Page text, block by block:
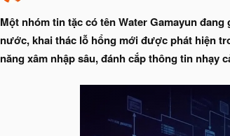
Một nhóm tin tặc có tên Water Gamayun
nước, khai thác lỗ hổng mới được phát hiện
năng xâm nhập sâu, đánh cắp thông tin nhạy